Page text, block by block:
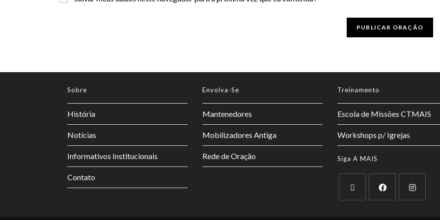
Sobre
História
Notícias
Informativos Institucionais
Contato
Envolva-Se
Mantenedores
Mobilizadores Antiga
Rede de Oração
Treinamento
Escola de Missões CTMAIS
Workshops p/ Igrejas
Siga A MAIS